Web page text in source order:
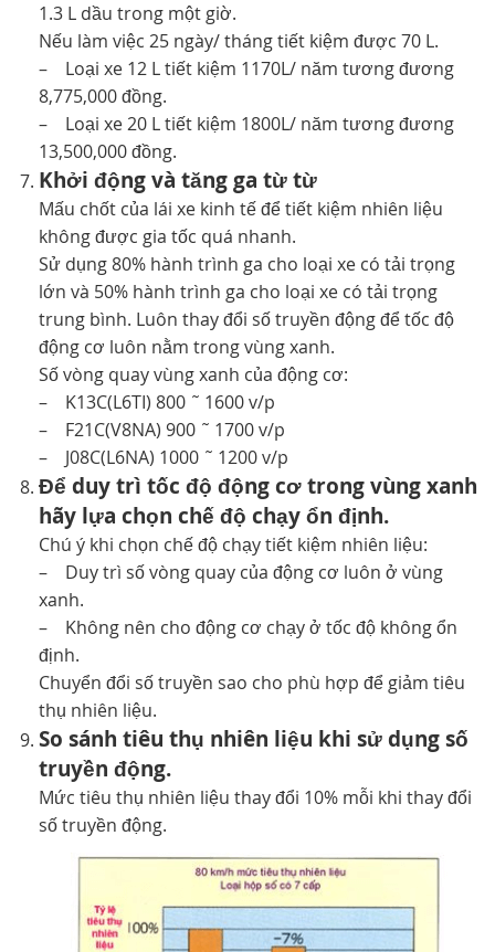
1.3 L dầu trong một giờ.
Nếu làm việc 25 ngày/ tháng tiết kiệm được 70 L.
– Loại xe 12 L tiết kiệm 1170L/ năm tương đương
8,775,000 đồng.
– Loại xe 20 L tiết kiệm 1800L/ năm tương đương
13,500,000 đồng.
Khởi động và tăng ga từ từ
Mấu chốt của lái xe kinh tế để tiết kiệm nhiên liệu
không được gia tốc quá nhanh.
Sử dụng 80% hành trình ga cho loại xe có tải trọng
lớn và 50% hành trình ga cho loại xe có tải trọng
trung bình. Luôn thay đổi số truyền động để tốc độ
động cơ luôn nằm trong vùng xanh.
Số vòng quay vùng xanh của động cơ:
– K13C(L6TI) 800 ˜ 1600 v/p
– F21C(V8NA) 900 ˜ 1700 v/p
– J08C(L6NA) 1000 ˜ 1200 v/p
Để duy trì tốc độ động cơ trong vùng xanh
hãy lựa chọn chế độ chạy ổn định.
Chú ý khi chọn chế độ chạy tiết kiệm nhiên liệu:
– Duy trì số vòng quay của động cơ luôn ở vùng
xanh.
– Không nên cho động cơ chạy ở tốc độ không ổn
định.
Chuyển đổi số truyền sao cho phù hợp để giảm tiêu
thụ nhiên liệu.
So sánh tiêu thụ nhiên liệu khi sử dụng số
truyền động.
Mức tiêu thụ nhiên liệu thay đổi 10% mỗi khi thay đổi
số truyền động.